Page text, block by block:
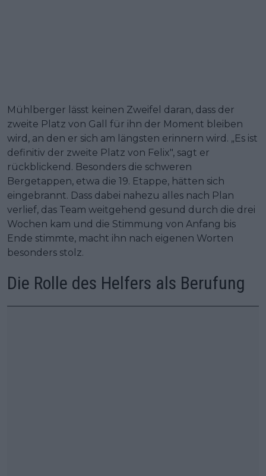
Mühlberger lässt keinen Zweifel daran, dass der
zweite Platz von Gall für ihn der Moment bleiben
wird, an den er sich am längsten erinnern wird. „Es ist
definitiv der zweite Platz von Felix", sagt er
rückblickend. Besonders die schweren
Bergetappen, etwa die 19. Etappe, hätten sich
eingebrannt. Dass dabei nahezu alles nach Plan
verlief, das Team weitgehend gesund durch die drei
Wochen kam und die Stimmung von Anfang bis
Ende stimmte, macht ihn nach eigenen Worten
besonders stolz.
Die Rolle des Helfers als Berufung